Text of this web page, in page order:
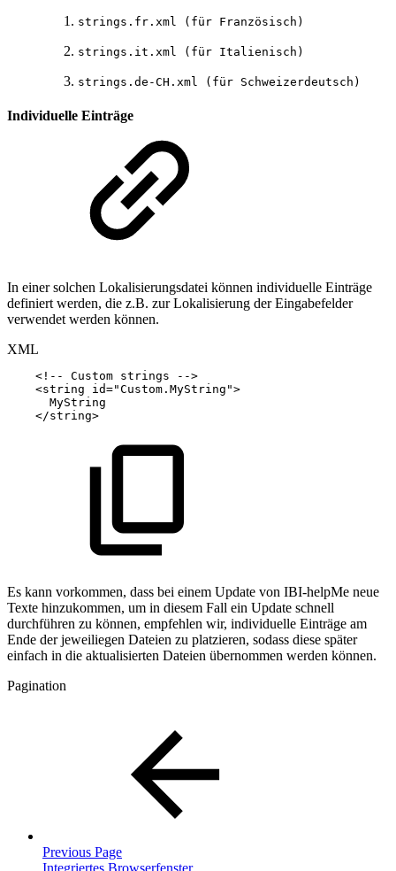
strings.fr.xml (für Französisch)
strings.it.xml (für Italienisch)
strings.de-CH.xml (für Schweizerdeutsch)
Individuelle Einträge
In einer solchen Lokalisierungsdatei können individuelle Einträge
definiert werden, die z.B. zur Lokalisierung der Eingabefelder
verwendet werden können.
XML
<!-- Custom strings
-->
<string id="Custom.MyString ">
MyString
</string>
Es kann vorkommen, dass bei einem Update von IBI-helpMe neue
Texte hinzukommen, um in diesem Fall ein Update schnell
durchführen zu können, empfehlen wir, individuelle Einträge am
Ende der jeweiliegen Dateien zu platzieren, sodass diese später
einfach in die aktualisierten Dateien übernommen werden können.
Pagination
Previous Page
Integriertes Browserfenster